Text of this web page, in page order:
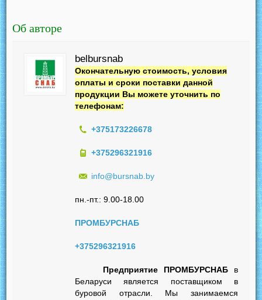
Об авторе
belbursnab
Окончательную стоимость, условия
оплаты и сроки поставки данной
продукции Вы можете уточнить по
телефонам:
+375173226678
+375296321916
info@bursnab.by
пн.-пт.: 9.00-18.00
ПРОМБУРСНАБ
+375296321916
Предприятие ПРОМБУРСНАБ в
Беларуси является поставщиком в
буровой отрасли. Мы занимаемся